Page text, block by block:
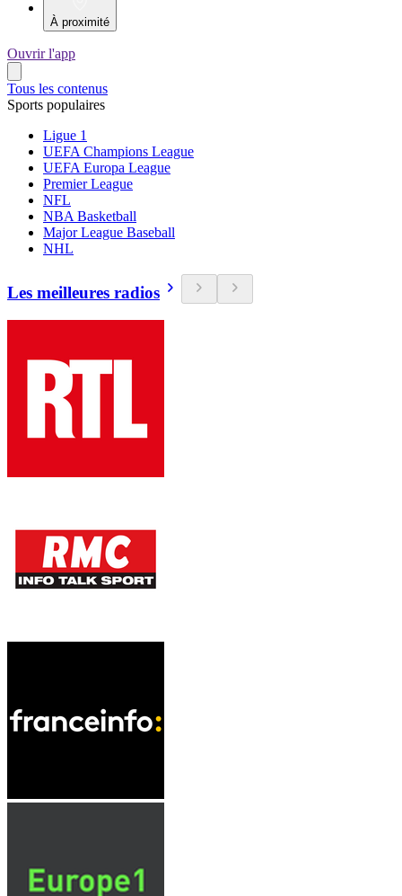
À proximité
Ouvrir l'app
Tous les contenus
Sports populaires
Ligue 1
UEFA Champions League
UEFA Europa League
Premier League
NFL
NBA Basketball
Major League Baseball
NHL
Les meilleures radios